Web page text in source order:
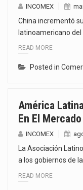
INCOMEX
China incrementó
latinoamericano del
READ MORE
Posted in
América
En El
INCOMEX
La Asociación
a los gobiernos de
READ MORE